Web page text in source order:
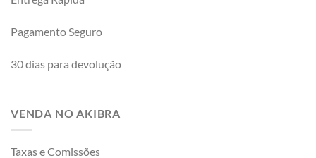
Pagamento Seguro
30 dias para devolução
VENDA NO AKIBRA
Taxas e Comissões